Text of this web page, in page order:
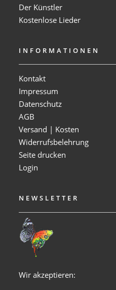
Der Künstler
Kostenlose Lieder
INFORMATIONEN
Kontakt
Impressum
Datenschutz
AGB
Versand | Kosten
Widerrufsbelehrung
Seite drucken
Login
NEWSLETTER
Wir akzeptieren: